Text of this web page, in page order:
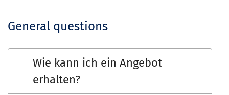
General questions
Wie kann ich ein Angebot
erhalten?